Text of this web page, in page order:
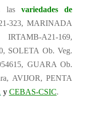
las variedades de
323, MARINADA
A21-169,
SOLETA Ob. Veg.
GUARA Ob.
AVIJOR, PENTA
y CEBAS-CSIC.